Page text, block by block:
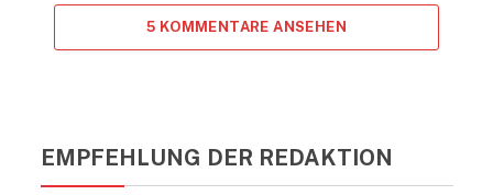
5 KOMMENTARE ANSEHEN
EMPFEHLUNG DER REDAKTION